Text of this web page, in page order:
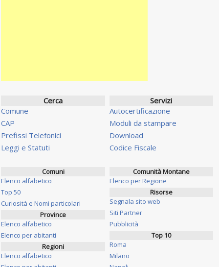
Cerca
Comune
CAP
Prefissi Telefonici
Leggi e Statuti
Servizi
Autocertificazione
Moduli da stampare
Download
Codice Fiscale
Comuni
Elenco alfabetico
Top 50
Curiosità e Nomi particolari
Province
Elenco alfabetico
Elenco per abitanti
Regioni
Elenco alfabetico
Comunità Montane
Elenco per Regione
Risorse
Segnala sito web
Siti Partner
Pubblicità
Top 10
Roma
Milano